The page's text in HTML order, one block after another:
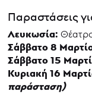
Παραστάσεις
Λευκωσία:
Σάββατο 8
Σάββατο 15
Κυριακή 16
παράσταση)